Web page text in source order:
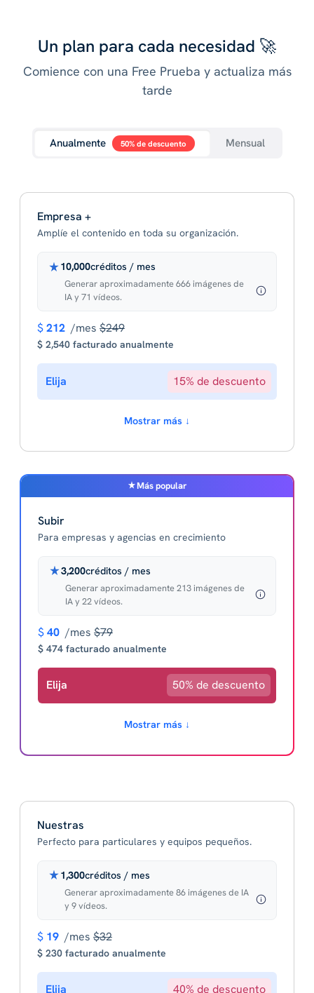
Un plan para cada necesidad 🚀
Comience con una Free Prueba y actualiza más
tarde
Anualmente 50% de descuento Mensual
Empresa +
Amplíe el contenido en toda su organización.
10,000créditos / mes
Generar aproximadamente 666 imágenes de
IA y 71 vídeos.
$212 /mes $249
$ 2,540 facturado anualmente
Elija 15% de descuento
Mostrar más ↓
Más popular
Subir
Para empresas y agencias en crecimiento
3,200créditos / mes
Generar aproximadamente 213 imágenes de
IA y 22 vídeos.
$40 /mes $79
$ 474 facturado anualmente
Elija 50% de descuento
Mostrar más ↓
Nuestras
Perfecto para particulares y equipos pequeños.
1,300créditos / mes
Generar aproximadamente 86 imágenes de IA
y 9 vídeos.
$ 19 /mes $32
$ 230 facturado anualmente
Elija 40% de descuento